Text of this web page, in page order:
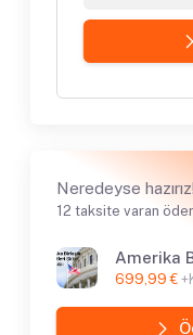
Neredeyse hazırız!
12 taksite varan
699,99 €